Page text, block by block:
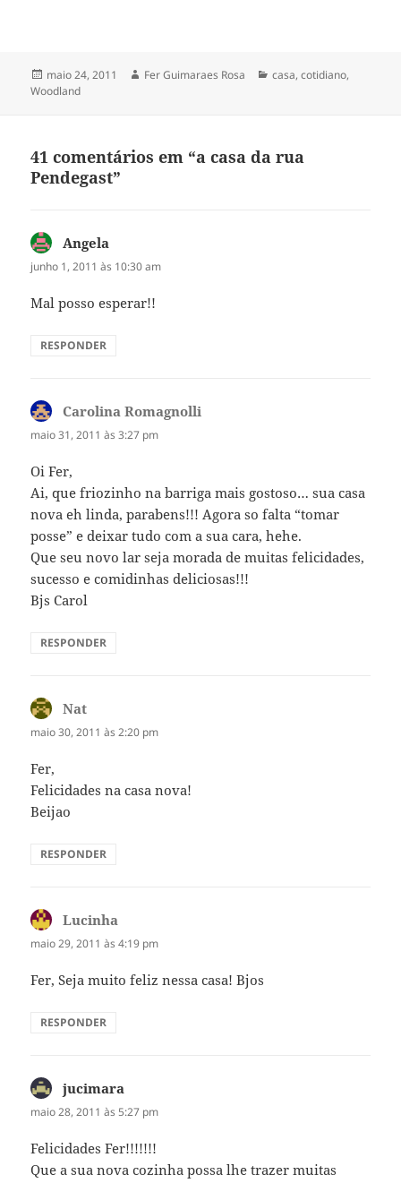
Publicado
em
maio 24, 2011 Autor
Fer Guimaraes Rosa Categorias
casa,cotidiano,
Woodland
41 comentários em “a casa da rua
Pendegast”
Angela
junho 1, 2011 às 10:30 am
Mal posso esperar!!
RESPONDER
Carolina Romagnolli
maio 31, 2011 às 3:27 pm
Oi Fer,
Ai, que friozinho na barriga mais gostoso… sua casa
nova eh linda, parabens!!! Agora so falta “tomar
posse” e deixar tudo com a sua cara, hehe.
Que seu novo lar seja morada de muitas felicidades,
sucesso e comidinhas deliciosas!!!
Bjs Carol
RESPONDER
Nat
maio 30, 2011 às 2:20 pm
Fer,
Felicidades na casa nova!
Beijao
RESPONDER
Lucinha
maio 29, 2011 às 4:19 pm
Fer, Seja muito feliz nessa casa! Bjos
RESPONDER
jucimara
maio 28, 2011 às 5:27 pm
Felicidades Fer!!!!!!!
Que a sua nova cozinha possa lhe trazer muitas